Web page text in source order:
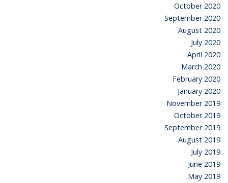
October 2020
September 2020
August 2020
July 2020
April 2020
March 2020
February 2020
January 2020
November 2019
October 2019
September 2019
August 2019
July 2019
June 2019
May 2019